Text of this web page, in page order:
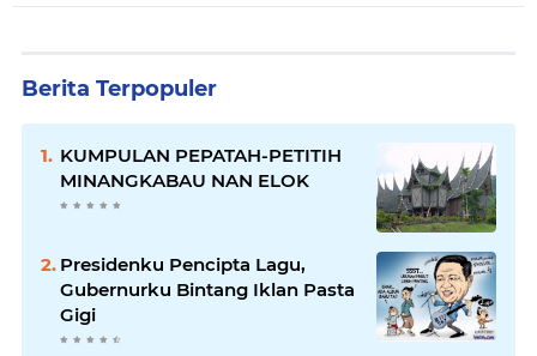
Berita Terpopuler
KUMPULAN PEPATAH-PETITIH
MINANGKABAU NAN ELOK
Presidenku Pencipta Lagu,
Gubernurku Bintang Iklan Pasta
Gigi